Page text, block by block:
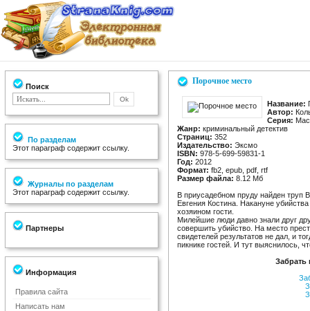
Поиск
По разделам
Этот параграф содержит ссылку.
Журналы по разделам
Этот параграф содержит ссылку.
Партнеры
Информация
Правила сайта
Написать нам
Порочное место
Название:
Автор:
Серия:
Жанр: криминальный детектив
Страниц: 352
Издательство: Эксмо
ISBN: 978-5-699-59831-1
Год: 2012
Формат: fb2, epub, pdf, rtf
Размер файла: 8.12 Мб
В приусадебном пруду найден труп
Евгения Костина. Накануне
хозяином гости.
Милейшие люди давно знали друг
совершить убийство. На место
свидетелей результатов не дал, и
пикнике гостей. И тут выяснилось,
Забрать